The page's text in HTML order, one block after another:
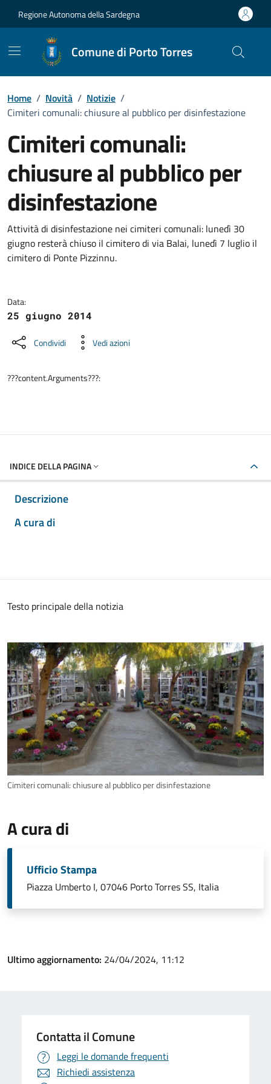
Regione Autonoma della Sardegna
Comune di Porto Torres
Home / Novità / Notizie /
Cimiteri comunali: chiusure al pubblico per disinfestazione
Cimiteri comunali:
chiusure al pubblico per
disinfestazione
Dettagli della notizia
Attività di disinfestazione nei cimiteri comunali: lunedì 30
giugno resterà chiuso il cimitero di via Balai, lunedì 7 luglio il
cimitero di Ponte Pizzinnu.
Data:
25 giugno 2014
Condividi Vedi azioni
???content.Arguments???:
INDICE DELLA PAGINA
Descrizione
A cura di
Testo principale della notizia
Cimiteri comunali: chiusure al pubblico per disinfestazione
A cura di
Ufficio Stampa
Piazza Umberto I, 07046 Porto Torres SS, Italia
Ultimo aggiornamento: 24/04/2024, 11:12
Contatta il Comune
Leggi le domande frequenti
Richiedi assistenza